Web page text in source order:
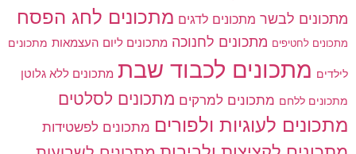
מתכונים לבשר מתכונים לדגים מתכונים לחג הפסח
מתכונים לחטיפים מתכונים לחנוכה מתכונים ליום העצמאות מתכונים
לילדים מתכונים לכבוד שבת מתכונים ללא גלוטן
מתכונים ללחם מתכונים למרקים מתכונים לסלטים
מתכונים לעוגיות ולפורים מתכונים לפשטידות